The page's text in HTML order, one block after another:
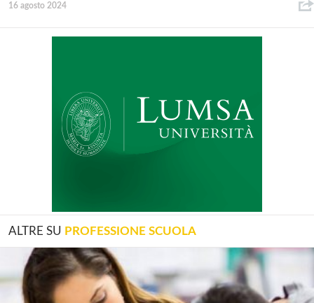
16 agosto 2024
ALTRE SU PROFESSIONE SCUOLA